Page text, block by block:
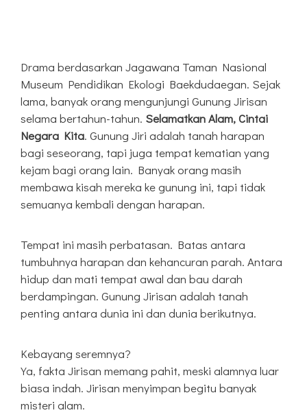
Drama berdasarkan Jagawana Taman Nasional
Museum Pendidikan Ekologi Baekdudaegan. Sejak
lama, banyak orang mengunjungi Gunung Jirisan
selama bertahun-tahun. Selamatkan Alam, Cintai
Negara Kita. Gunung Jiri adalah tanah harapan
bagi seseorang, tapi juga tempat kematian yang
kejam bagi orang lain. Banyak orang masih
membawa kisah mereka ke gunung ini, tapi tidak
semuanya kembali dengan harapan.
Tempat ini masih perbatasan. Batas antara
tumbuhnya harapan dan kehancuran parah. Antara
hidup dan mati tempat awal dan bau darah
berdampingan. Gunung Jirisan adalah tanah
penting antara dunia ini dan dunia berikutnya.
Kebayang seremnya?
Ya, fakta Jirisan memang pahit, meski alamnya luar
biasa indah. Jirisan menyimpan begitu banyak
misteri alam.